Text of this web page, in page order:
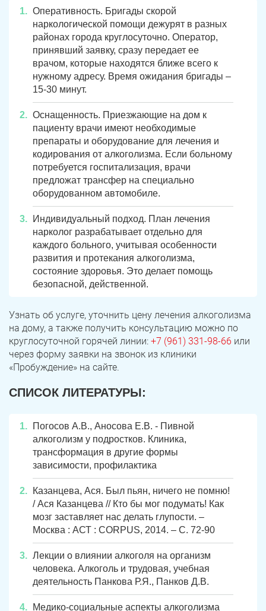
Оперативность. Бригады скорой
наркологической помощи дежурят в разных
районах города круглосуточно. Оператор,
принявший заявку, сразу передает ее
врачом, которые находятся ближе всего к
нужному адресу. Время ожидания бригады –
15-30 минут.
Оснащенность. Приезжающие на дом к
пациенту врачи имеют необходимые
препараты и оборудование для лечения и
кодирования от алкоголизма. Если больному
потребуется госпитализация, врачи
предложат трансфер на специально
оборудованном автомобиле.
Индивидуальный подход. План лечения
нарколог разрабатывает отдельно для
каждого больного, учитывая особенности
развития и протекания алкоголизма,
состояние здоровья. Это делает помощь
безопасной, действенной.
Узнать об услуге, уточнить цену лечения алкоголизма
на дому, а также получить консультацию можно по
круглосуточной горячей линии: +7 (961) 331-98-66 или
через форму заявки на звонок из клиники
«Пробуждение» на сайте.
СПИСОК ЛИТЕРАТУРЫ:
Погосов А.В., Аносова Е.В. - Пивной
алкоголизм у подростков. Клиника,
трансформация в другие формы
зависимости, профилактика
Казанцева, Ася. Был пьян, ничего не помню!
/ Ася Казанцева // Кто бы мог подумать! Как
мозг заставляет нас делать глупости. –
Москва : АСТ : CORPUS, 2014. – С. 72-90
Лекции о влиянии алкоголя на организм
человека. Алкоголь и трудовая, учебная
деятельность Панкова Р.Я., Панков Д.В.
Медико-социальные аспекты алкоголизма